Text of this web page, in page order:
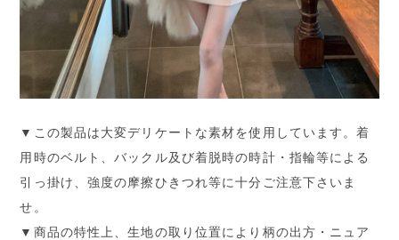
▼この製品は大変デリケートな素材を使用しています。着
用時のベルト、バックル及び着脱時の時計・指輪等による
引っ掛け、強度の摩擦ひきつれ等に十分ご注意下さいま
せ。
▼商品の特性上、生地の取り位置により柄の出方・ニュア